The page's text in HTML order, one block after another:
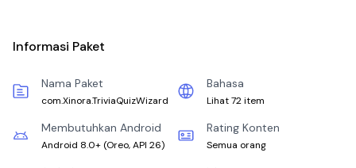
Informasi Paket
Nama Paket
com.Xinora.TriviaQuizWizard
Bahasa
Lihat 72 item
Membutuhkan Android
Android 8.0+ (Oreo, API 26)
Rating Konten
Semua orang